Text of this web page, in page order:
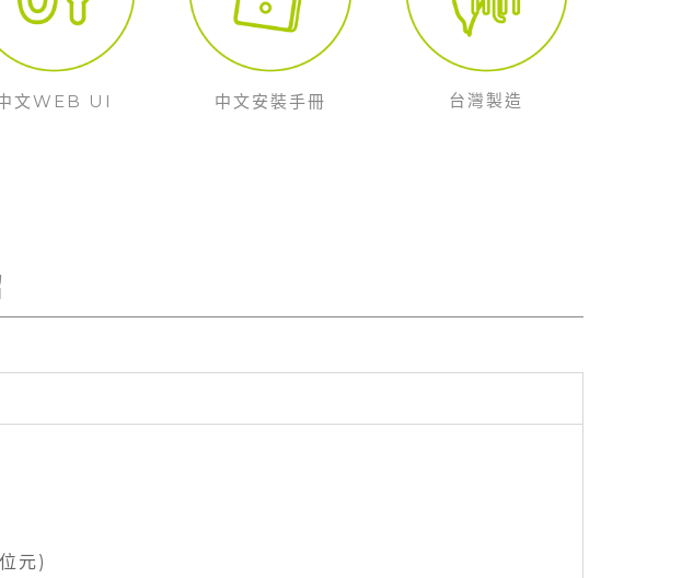
文WEB UI 中文安裝手冊 台灣製造
元)